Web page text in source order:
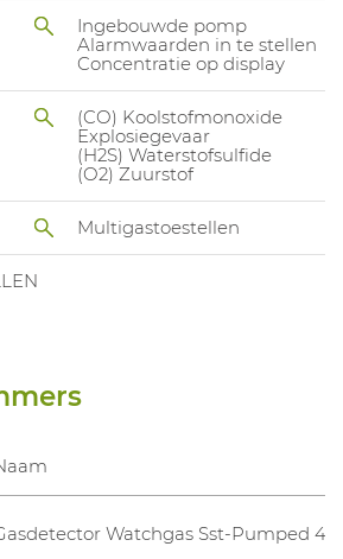
Ingebouwde pomp
Alarmwaarden in te stellen
Concentratie op display
(CO) Koolstofmonoxide
Explosiegevaar
(H2S) Waterstofsulfide
(O2) Zuurstof
Multigastoestellen
Watchgas Sst-Pumped 4-